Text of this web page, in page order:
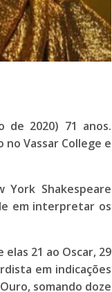
de 2020) 71 anos.
Vassar College e
York Shakespeare
em interpretar os
elas 21 ao Oscar, 29
em indicações
, somando doze